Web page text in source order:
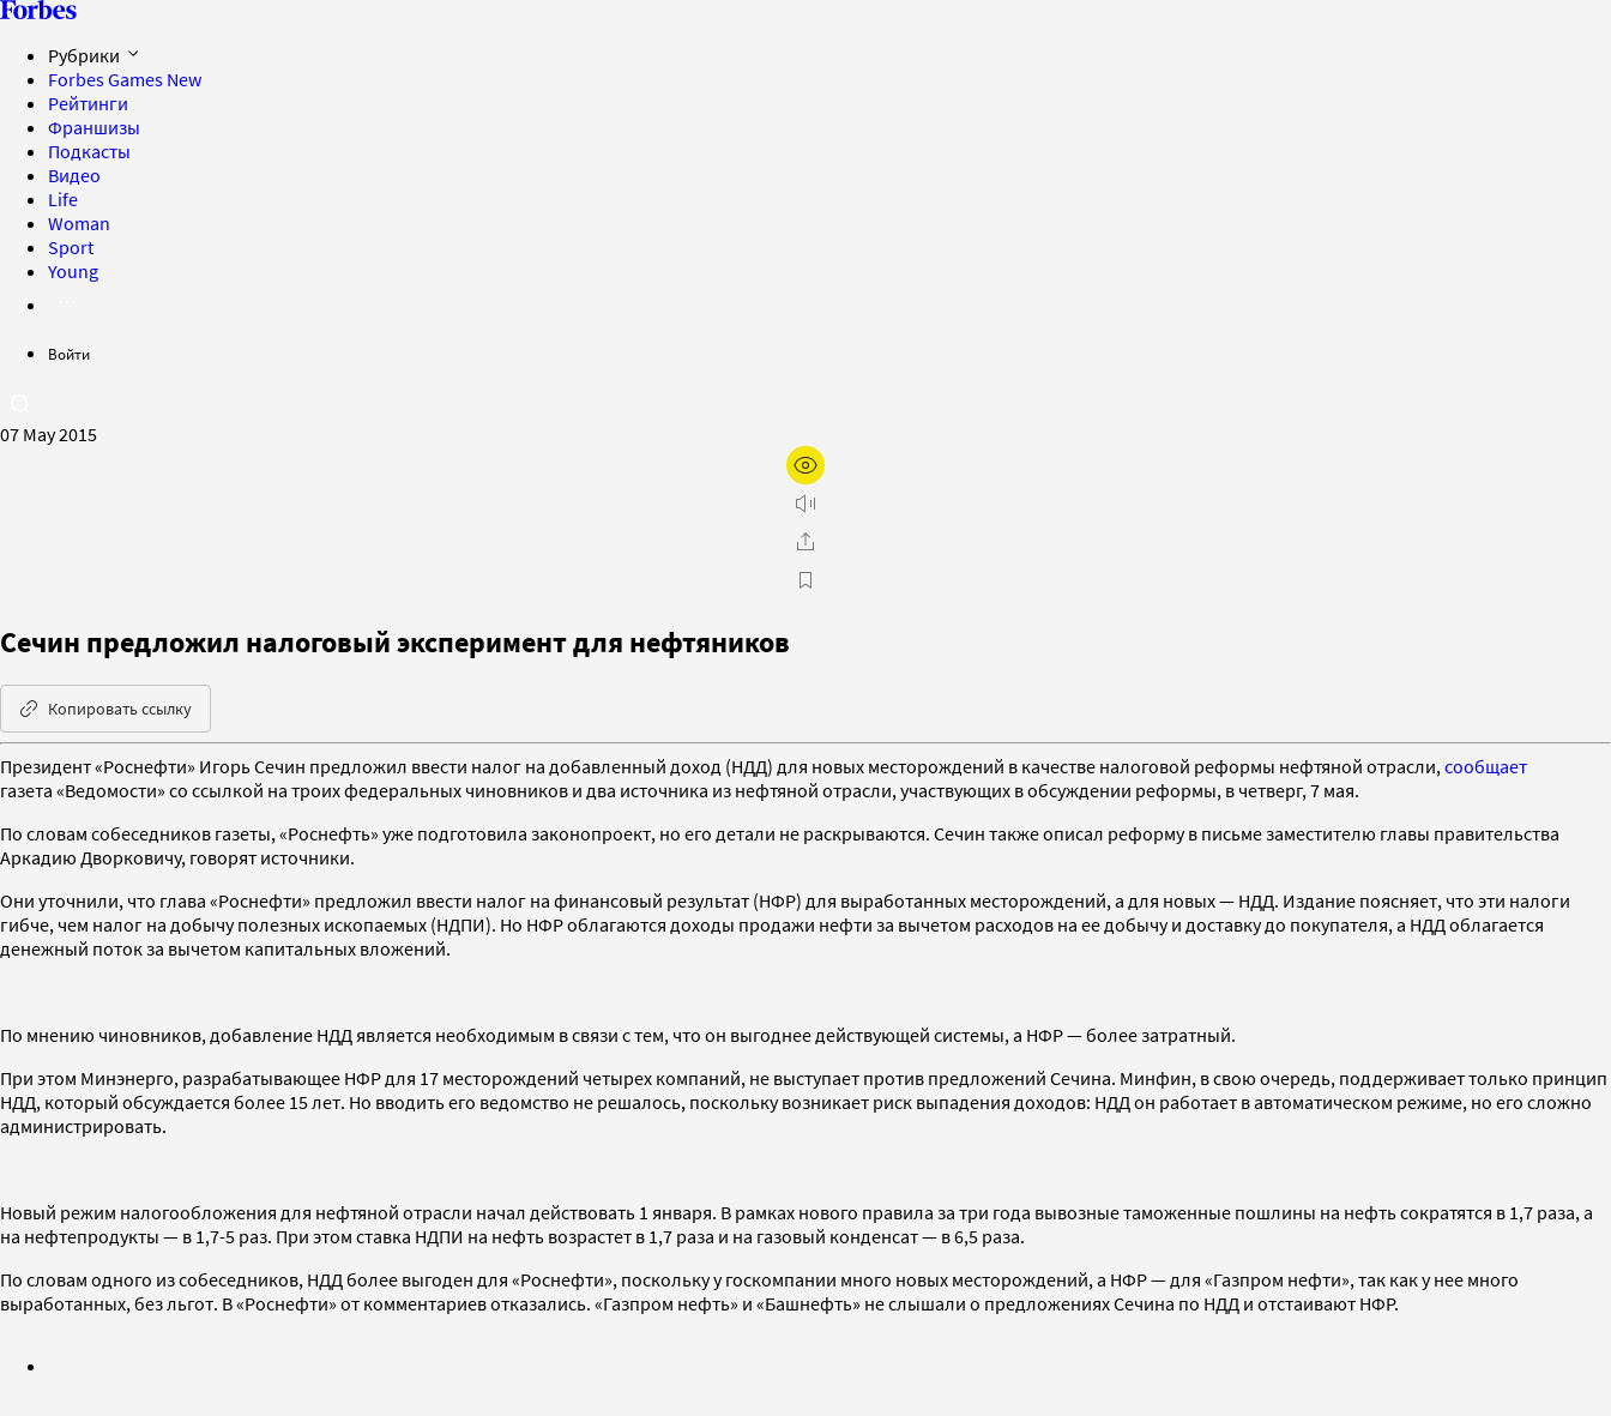
Рубрики
Forbes Games New
Рейтинги
Франшизы
Подкасты
Видео
Life
Woman
Sport
Young
Войти
07 May 2015
Сечин предложил налоговый эксперимент для нефтяников
Копировать ссылку
Президент «Роснефти» Игорь Сечин предложил ввести налог на добавленный доход (НДД) для новых месторождений в качестве налоговой реформы нефтяной отрасли, сообщает
газета «Ведомости» со ссылкой на троих федеральных чиновников и два источника из нефтяной отрасли, участвующих в обсуждении реформы, в четверг, 7 мая.
По словам собеседников газеты, «Роснефть» уже подготовила законопроект, но его детали не раскрываются. Сечин также описал реформу в письме заместителю главы правительства
Аркадию Дворковичу, говорят источники.
Они уточнили, что глава «Роснефти» предложил ввести налог на финансовый результат (НФР) для выработанных месторождений, а для новых — НДД. Издание поясняет, что эти налоги
гибче, чем налог на добычу полезных ископаемых (НДПИ). Но НФР облагаются доходы продажи нефти за вычетом расходов на ее добычу и доставку до покупателя, а НДД облагается
денежный поток за вычетом капитальных вложений.
По мнению чиновников, добавление НДД является необходимым в связи с тем, что он выгоднее действующей системы, а НФР — более затратный.
При этом Минэнерго, разрабатывающее НФР для 17 месторождений четырех компаний, не выступает против предложений Сечина. Минфин, в свою очередь, поддерживает только принцип
НДД, который обсуждается более 15 лет. Но вводить его ведомство не решалось, поскольку возникает риск выпадения доходов: НДД он работает в автоматическом режиме, но его сложно
администрировать.
Новый режим налогообложения для нефтяной отрасли начал действовать 1 января. В рамках нового правила за три года вывозные таможенные пошлины на нефть сократятся в 1,7 раза, а
на нефтепродукты — в 1,7-5 раз. При этом ставка НДПИ на нефть возрастет в 1,7 раза и на газовый конденсат — в 6,5 раза.
По словам одного из собеседников, НДД более выгоден для «Роснефти», поскольку у госкомпании много новых месторождений, а НФР — для «Газпром нефти», так как у нее много
выработанных, без льгот. В «Роснефти» от комментариев отказались. «Газпром нефть» и «Башнефть» не слышали о предложениях Сечина по НДД и отстаивают НФР.